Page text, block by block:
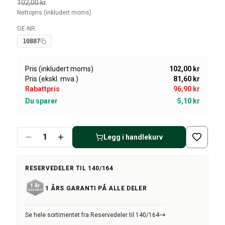
Amazon dekk/felg/navkapsler
Reservedeler til 1800
1800 Bremsesystem
1800 Drivstoff/Avgassystem
Volvo 1800 Karosseri
1800 Kjølesystem
1800 Motorregulering
1800 Motordeler
1800 Forvogn
Varme/Friskluftsanlegg 1800 (1961–73)
1800 Dekk/Felg
Reservedeler til 140/164
Volvo 140/164 karosseri
140/164 Bremsesystem
140/164 Elsystem
102,00 kr
Nettopris (inkludert moms)
Tilgjengelig
OE-NR.
10887
Pris (inkludert moms)
102,00 kr
Pris (ekskl. mva.)
81,60 kr
Rabattpris
96,90 kr
Du sparer
5,10 kr
Legg i handlekurv
RESERVEDELER TIL 140/164
1 ÅRS GARANTI PÅ ALLE DELER
Se hele sortimentet fra Reservedeler til 140/164